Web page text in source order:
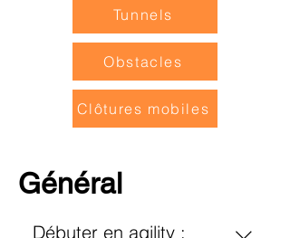
Tunnels
Obstacles
Clôtures mobiles
Général
Débuter en agility :